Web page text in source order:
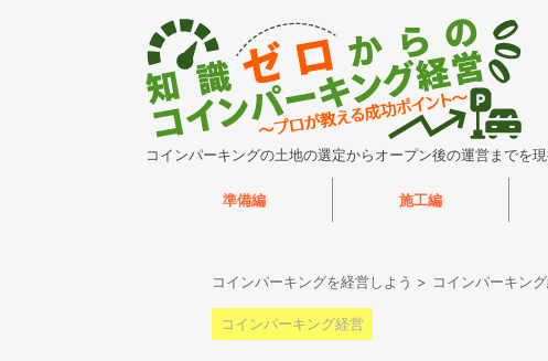
コインパーキングの土地の選定からオープン後の運営までを
準備編 施工編
コインパーキングを経営しよう > コインパーキン
コインパーキング経営